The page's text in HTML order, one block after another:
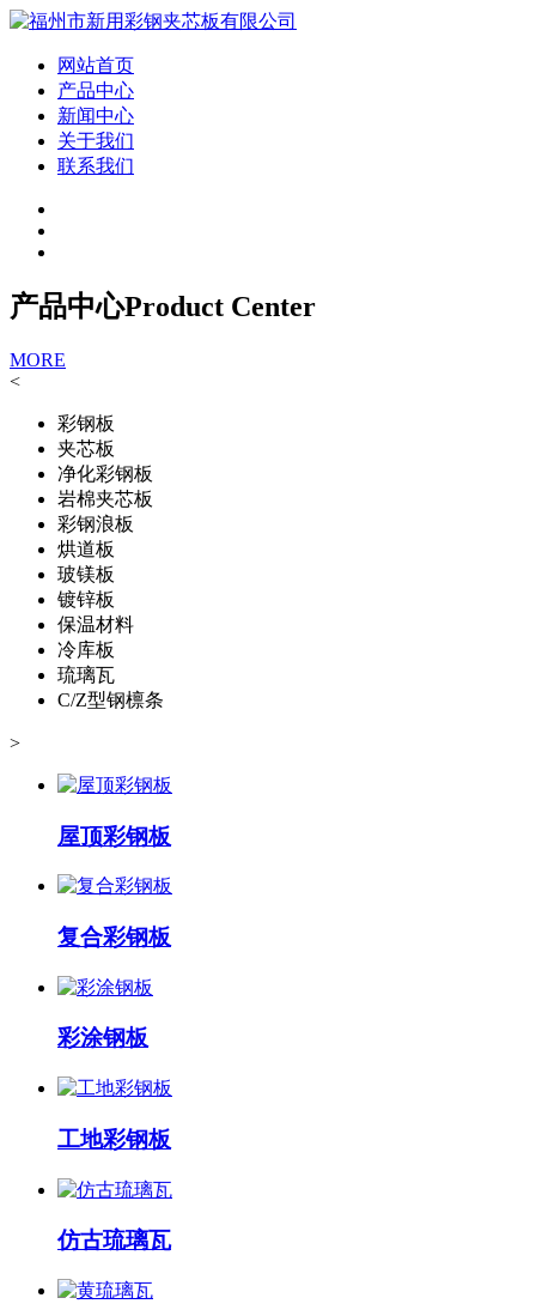
网站首页
产品中心
新闻中心
关于我们
联系我们
产品中心Product Center
MORE
<
彩钢板
夹芯板
净化彩钢板
岩棉夹芯板
彩钢浪板
烘道板
玻镁板
镀锌板
保温材料
冷库板
琉璃瓦
C/Z型钢檩条
>
屋顶彩钢板
复合彩钢板
彩涂钢板
工地彩钢板
仿古琉璃瓦